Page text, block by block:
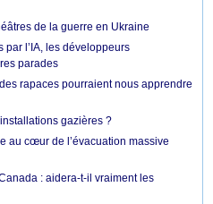
de la guerre en Ukraine
par l’IA, les développeurs
parades
rapaces pourraient nous apprendre
gazières ?
au cœur de l’évacuation massive
: aidera-t-il vraiment les